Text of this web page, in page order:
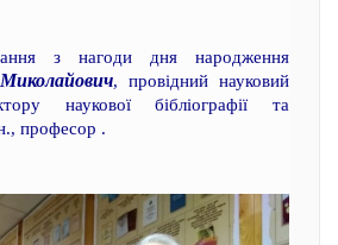
з нагоди дня народження
, провідний науковий
наукової бібліографії та
професор .